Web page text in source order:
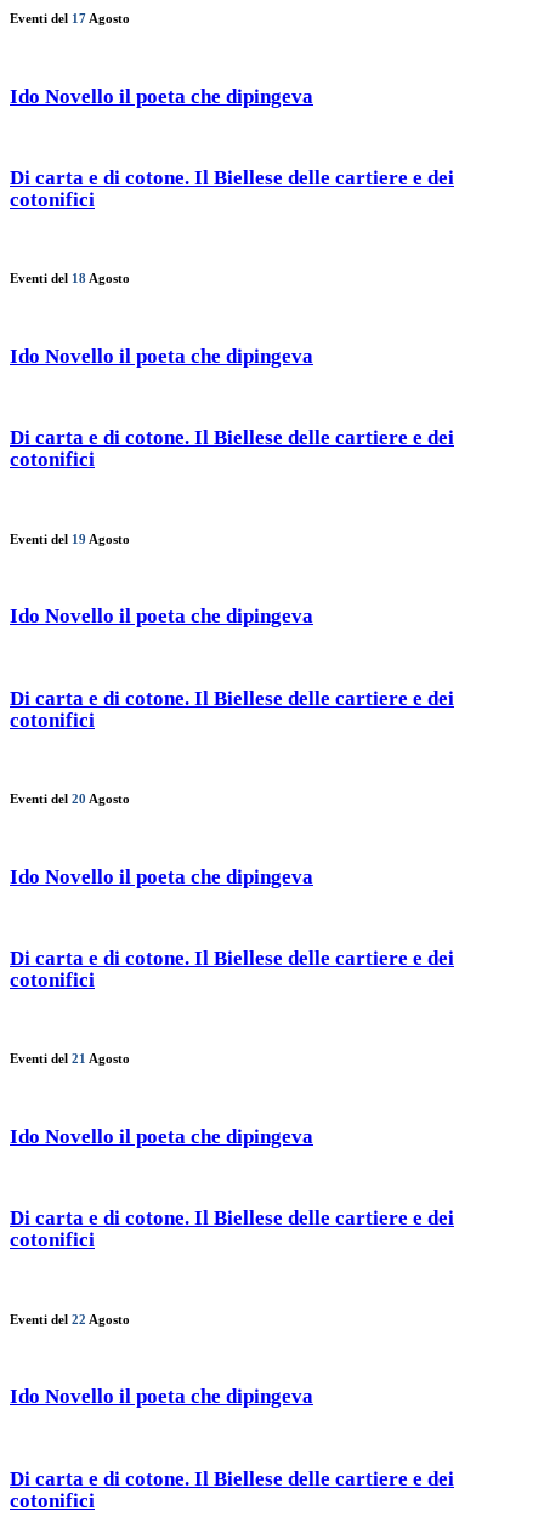
Eventi del 17 Agosto
Ido Novello il poeta che dipingeva
Di carta e di cotone. Il Biellese delle cartiere e dei
cotonifici
Eventi del 18 Agosto
Ido Novello il poeta che dipingeva
Di carta e di cotone. Il Biellese delle cartiere e dei
cotonifici
Eventi del 19 Agosto
Ido Novello il poeta che dipingeva
Di carta e di cotone. Il Biellese delle cartiere e dei
cotonifici
Eventi del 20 Agosto
Ido Novello il poeta che dipingeva
Di carta e di cotone. Il Biellese delle cartiere e dei
cotonifici
Eventi del 21 Agosto
Ido Novello il poeta che dipingeva
Di carta e di cotone. Il Biellese delle cartiere e dei
cotonifici
Eventi del 22 Agosto
Ido Novello il poeta che dipingeva
Di carta e di cotone. Il Biellese delle cartiere e dei
cotonifici